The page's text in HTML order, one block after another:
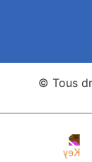
© Tous